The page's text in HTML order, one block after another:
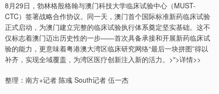
8月29日，勃林格殷格翰与澳门科技大学临床试验中心（MUST-
CTC）签署战略合作协议。同一天，澳门首个国际标准新药临床试验
正式启动，为澳门建立完整的临床试验执行体系奠定坚实基础。这不
仅标志着澳门迈出历史性的一步——首次具备承接和开展新药临床试
验的能力，更意味着粤港澳大湾区临床研究网络“最后一块拼图”得以
补齐，实现全域覆盖，为湾区医疗创新注入新的活力。>">详情>>
整理：南方+记者 陈彧 South记者 伍一杰